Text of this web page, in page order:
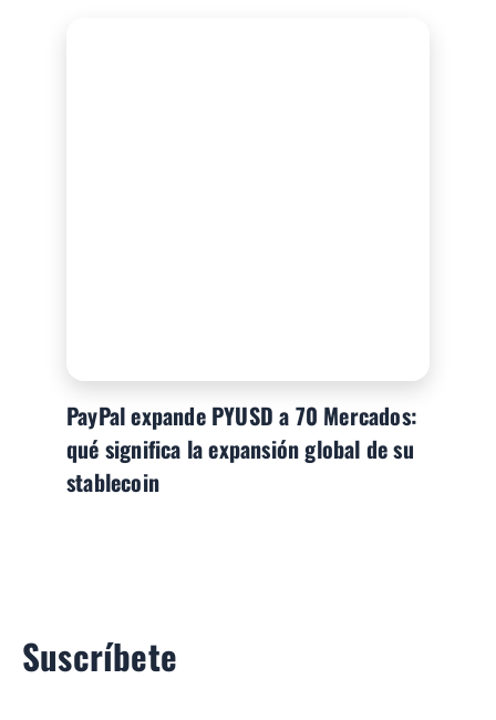
PayPal expande PYUSD a 70 Mercados:
qué significa la expansión global de su
stablecoin
Suscríbete